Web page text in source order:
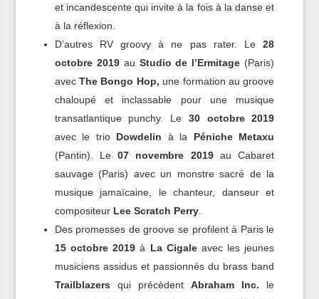
et incandescente qui invite à la fois à la danse et
à la réflexion.
D’autres RV groovy à ne pas rater. Le28
octobre 2019au Studio de l’Ermitage (Paris)
avec The Bongo Hop, une formation au groove
chaloupé et inclassable pour une musique
transatlantique punchy. Le 30 octobre 2019
avec le trio Dowdelin à la Péniche Metaxu
(Pantin). Le07 novembre 2019au Cabaret
sauvage (Paris) avec un monstre sacré de la
musique jamaïcaine, le chanteur, danseur et
compositeur Lee Scratch Perry.
Des promesses de groove se profilent à Paris le
15 octobre 2019 à La Cigaleavec les jeunes
musiciens assidus et passionnés du brass band
Trailblazers qui précèdent Abraham Inc. le